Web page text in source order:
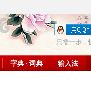
只需一步，
字典 · 词典 输入法